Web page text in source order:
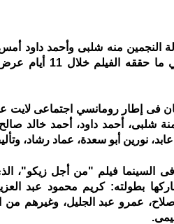
فى إطار رومانسي اجتماعى لايت
شلبى، أحمد داود، أحمد خالد
نورين أبو سعدة، عماد رشاد،
السينما فيلم "من أجل زيكو"،
فى يناير 2022، وشاركها بطولته: كريم محمود
عمرو عبد الجليل، وغيرهم من